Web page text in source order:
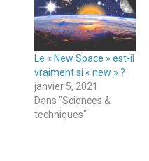
Le « New Space » est-il
vraiment si « new » ?
janvier 5, 2021
Dans "Sciences &
techniques"